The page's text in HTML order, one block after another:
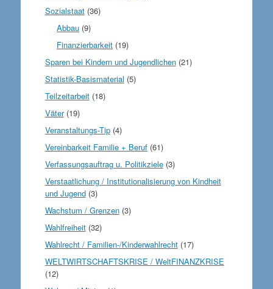
Sozialstaat(36)
Abbau (9)
Finanzierbarkeit (19)
Sparen bei Kindern und Jugendlichen(21)
Statistik-Basismaterial (5)
Teilzeitarbeit(18)
Väter(19)
Veranstaltungs-Tip(4)
Vereinbarkeit Familie + Beruf(61)
Verfassungsauftrag u. Politikziele(3)
Verstaatlichung / Institutionalisierung von Kindheit
und Jugend(3)
Wachstum / Grenzen(3)
Wahlfreiheit(32)
Wahlrecht / Familien-/Kinderwahlrecht(17)
WELTWIRTSCHAFTSKRISE / WeltFINANZKRISE
(12)